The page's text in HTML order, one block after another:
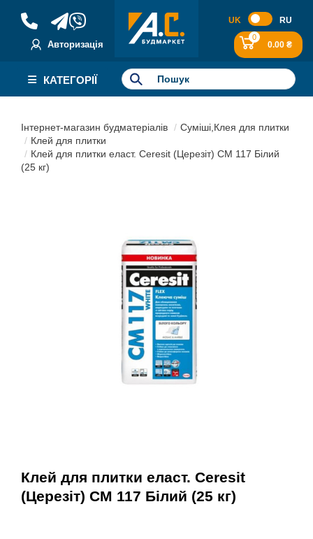
Авторизація
UK RU
0
0.00 ₴
КАТЕГОРІЇ
Інтернет-магазин будматеріалів
Суміші,Клея для плитки
Клей для плитки
Клей для плитки еласт. Ceresit (Церезіт) СМ 117 Білий
(25 кг)
Клей для плитки еласт. Ceresit
(Церезіт) СМ 117 Білий (25 кг)